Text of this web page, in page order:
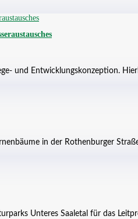
und Entwicklungskonzeption.
in der Rothenburger
Unteres Saaletal für das